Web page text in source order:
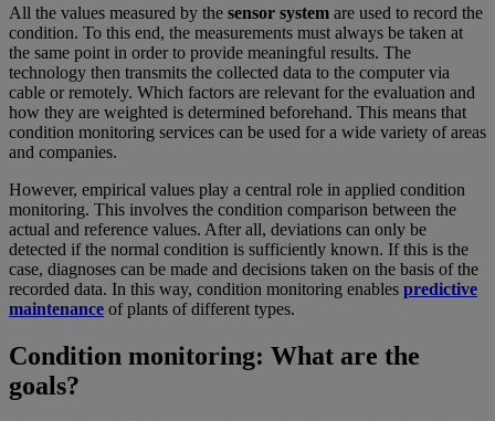
All the values measured by the sensor system are used to record the
condition. To this end, the measurements must always be taken at
the same point in order to provide meaningful results. The
technology then transmits the collected data to the computer via
cable or remotely. Which factors are relevant for the evaluation and
how they are weighted is determined beforehand. This means that
condition monitoring services can be used for a wide variety of areas
and companies.
However, empirical values play a central role in applied condition
monitoring. This involves the condition comparison between the
actual and reference values. After all, deviations can only be
detected if the normal condition is sufficiently known. If this is the
case, diagnoses can be made and decisions taken on the basis of the
recorded data. In this way, condition monitoring enables predictive
maintenance of plants of different types.
Condition monitoring: What are the
goals?